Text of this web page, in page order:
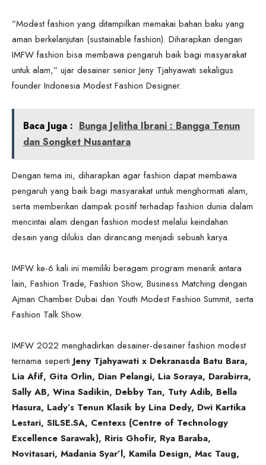
”Modest fashion yang ditampilkan memakai bahan baku yang
aman berkelanjutan (sustainable fashion). Diharapkan dengan
IMFW fashion bisa membawa pengaruh baik bagi masyarakat
untuk alam,” ujar desainer senior Jeny Tjahyawati sekaligus
founder Indonesia Modest Fashion Designer.
Baca Juga : Bunga Jelitha Ibrani : Bangga Tenun
dan Songket Nusantara
Dengan tema ini, diharapkan agar fashion dapat membawa
pengaruh yang baik bagi masyarakat untuk menghormati alam,
serta memberikan dampak positif terhadap fashion dunia dalam
mencintai alam dengan fashion modest melalui keindahan
desain yang dilukis dan dirancang menjadi sebuah karya.
IMFW ke-6 kali ini memiliki beragam program menarik antara
lain, Fashion Trade, Fashion Show, Business Matching dengan
Ajman Chamber Dubai dan Youth Modest Fashion Summit, serta
Fashion Talk Show.
IMFW 2022 menghadirkan desainer-desainer fashion modest
ternama seperti Jeny Tjahyawati x Dekranasda Batu Bara,
Lia Afif, Gita Orlin, Dian Pelangi, Lia Soraya, Darabirra,
Sally AB, Wina Sadikin, Debby Tan, Tuty Adib, Bella
Hasura, Lady’s Tenun Klasik by Lina Dedy, Dwi Kartika
Lestari, SILSE.SA, Centexs (Centre of Technology
Excellence Sarawak), Riris Ghofir, Rya Baraba,
Novitasari, Madania Syar’l, Kamila Design, Mac Taug,